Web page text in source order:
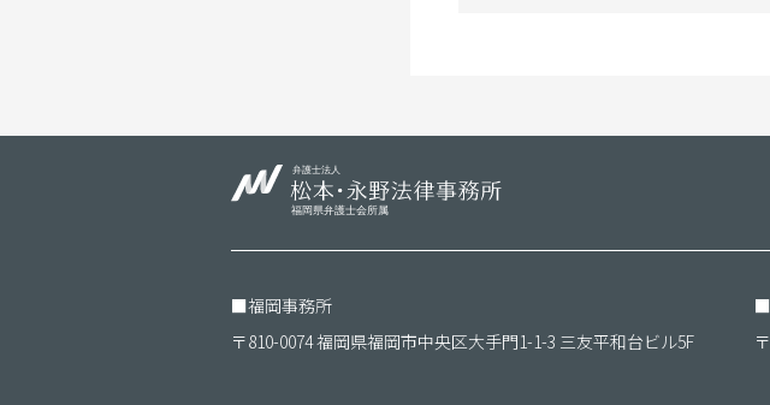
■福岡事務所
〒810-0074 福岡県福岡市中央区大手門1-1-3 三友平和台ビル5F
■